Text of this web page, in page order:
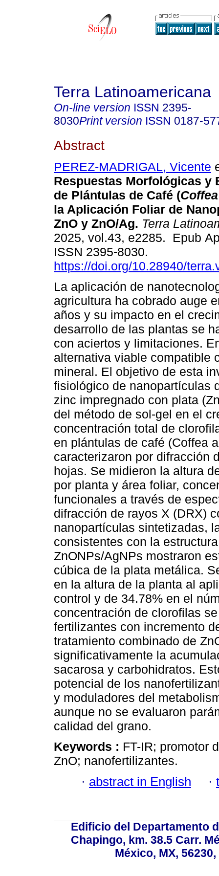
Terra Latinoamericana
On-line version ISSN 2395-
8030Print version ISSN 0187-
Abstract
PEREZ-MADRIGAL, Vicente
Respuestas Morfológicas y
de Plántulas de Café (
la Aplicación Foliar de
ZnO y ZnO/Ag. Terra
2025, vol.43, e2285. Epub
ISSN 2395-8030.
https://doi.org/10.28940/
La aplicación de
agricultura ha cobrado auge
años y su impacto en el
desarrollo de las plantas se
con aciertos y limitaciones.
alternativa viable compatible
mineral. El objetivo de esta
fisiológico de nanopartículas
zinc impregnado con plata
del método de sol-gel en el
concentración total de
en plántulas de café (Coffea
caracterizaron por difracción
hojas. Se midieron la altura
por planta y área foliar,
funcionales a través de
difracción de rayos X (DRX)
nanopartículas sintetizadas,
consistentes con la
ZnONPs/AgNPs mostraron
cúbica de la plata metálica.
en la altura de la planta al
control y de 34.78% en el
concentración de clorofilas
fertilizantes con incremento
tratamiento combinado de
significativamente la
sacarosa y carbohidratos.
potencial de los
y moduladores del
aunque no se evaluaron
calidad del grano.
Keywords : FT-IR; promotor
ZnO; nanofertilizantes.
· abstract in English ·
Edificio del Departamento
Chapingo, km. 38.5 Carr.
México, MX,